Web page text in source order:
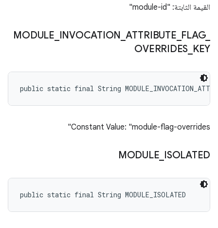
القيمة الثابتة: "module-id"
MODULE INVOCATION ATTRIBUTE FLAG_
OVERRIDES KEY
public static final String
Constant Value: "module-flag-overrides"
MODULE ISOLATED
public static final String MODULE_ISOLATED